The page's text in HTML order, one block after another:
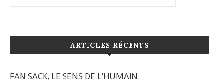
ARTICLES RÉCENTS
FAN SACK, LE SENS DE L’HUMAIN.